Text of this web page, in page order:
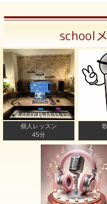
school
個人レッスン
45分